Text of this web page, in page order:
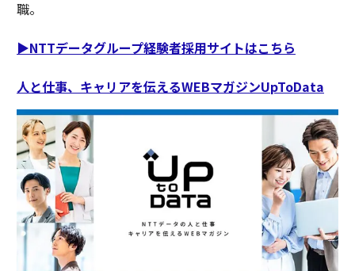
職。
▶︎NTTデータグループ経験者採用サイトはこちら
人と仕事、キャリアを伝えるWEBマガジンUpToData